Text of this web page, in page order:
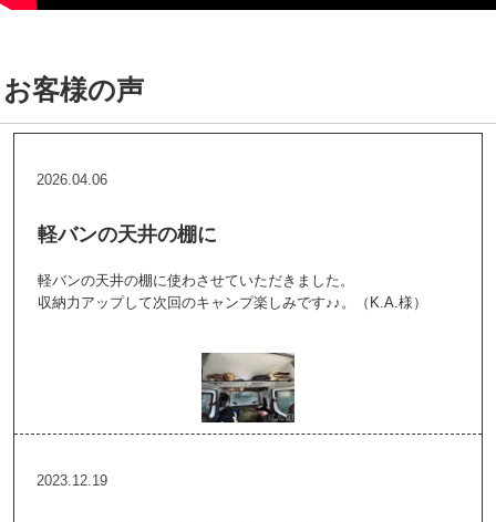
お客様の声
2026.04.06
軽バンの天井の棚に
軽バンの天井の棚に使わさせていただきました。
収納力アップして次回のキャンプ楽しみです♪♪。（K.A.様）
2023.12.19